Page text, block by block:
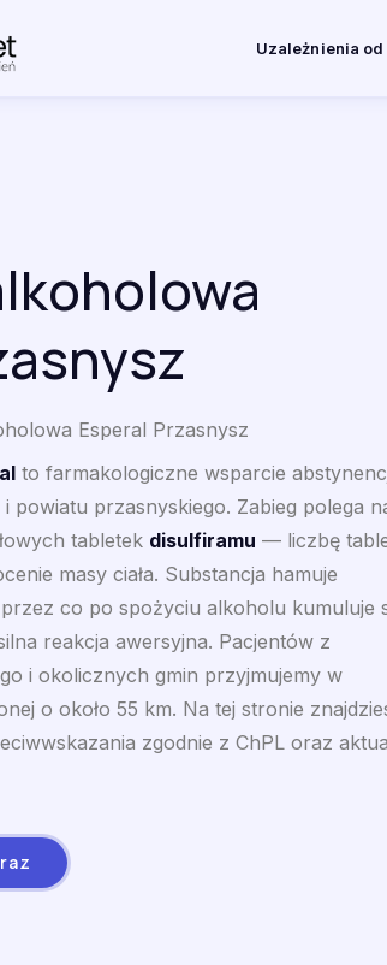
Uzależnienia
Esperal Przasnysz
to farmakologiczne wsparcie
powiatu przasnyskiego. Zabieg polega
tabletek disulfiramu — liczbę
masy ciała. Substancja hamuje
co po spożyciu alkoholu kumuluje
reakcja awersyjna. Pacjentów z
i okolicznych gmin przyjmujemy w
o około 55 km. Na tej stronie
zgodnie z ChPL oraz